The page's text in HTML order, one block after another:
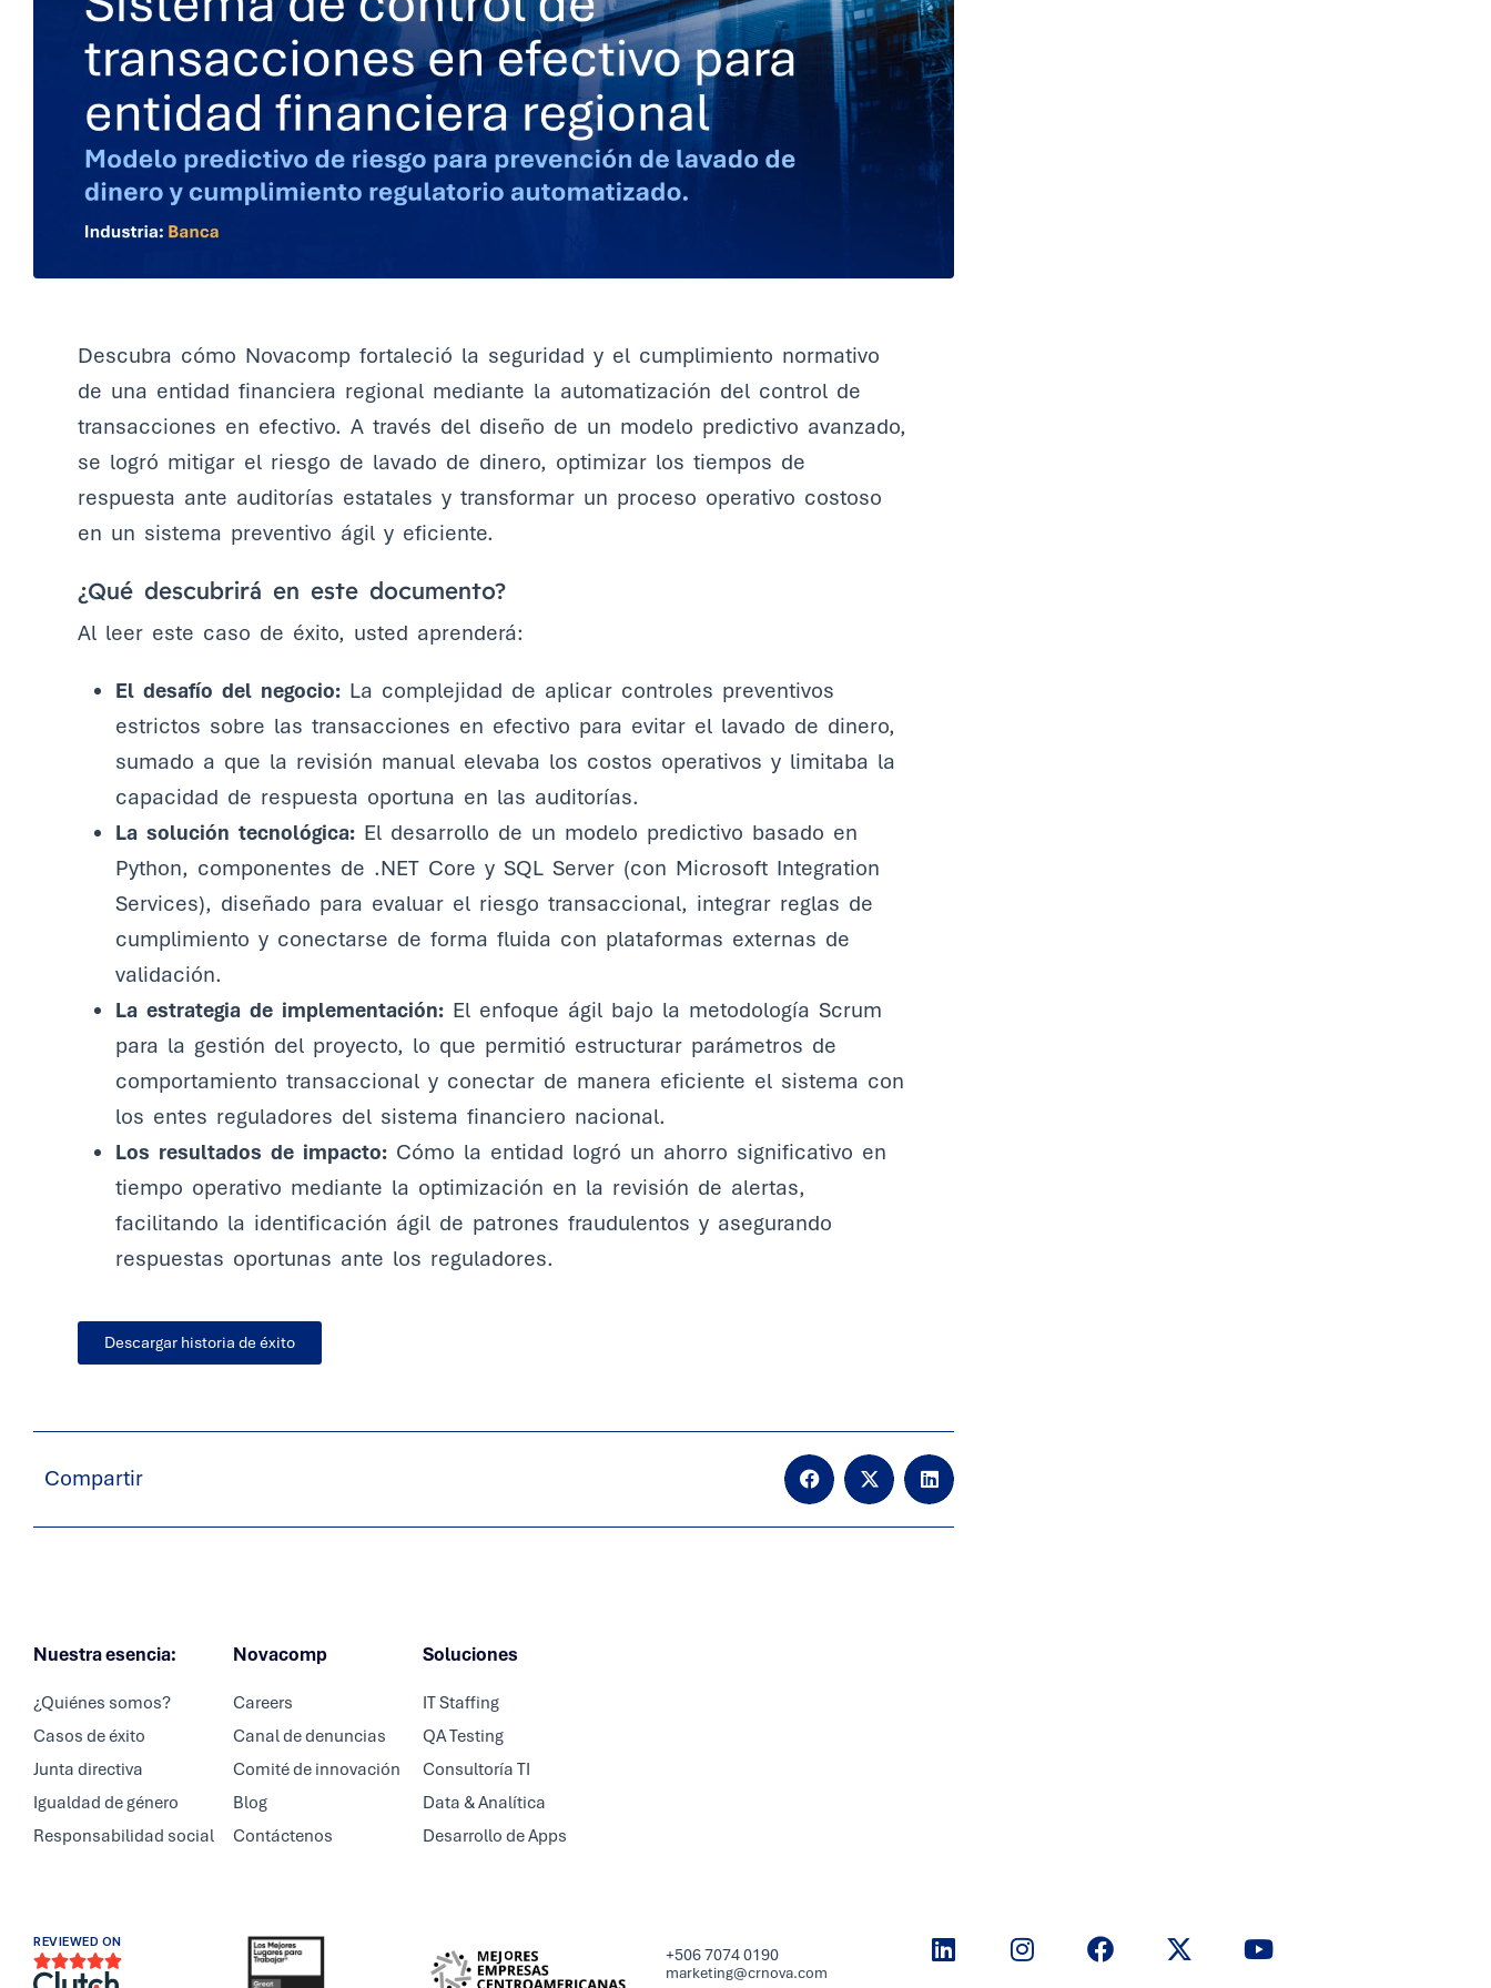
Descubra cómo Novacomp fortaleció la seguridad y el cumplimiento normativo
de una entidad financiera regional mediante la automatización del control de
transacciones en efectivo. A través del diseño de un modelo predictivo avanzado,
se logró mitigar el riesgo de lavado de dinero, optimizar los tiempos de
respuesta ante auditorías estatales y transformar un proceso operativo costoso
en un sistema preventivo ágil y eficiente.
¿Qué descubrirá en este documento?
Al leer este caso de éxito, usted aprenderá:
El desafío del negocio: La complejidad de aplicar controles preventivos
estrictos sobre las transacciones en efectivo para evitar el lavado de dinero,
sumado a que la revisión manual elevaba los costos operativos y limitaba la
capacidad de respuesta oportuna en las auditorías.
La solución tecnológica: El desarrollo de un modelo predictivo basado en
Python, componentes de .NET Core y SQL Server (con Microsoft Integration
Services), diseñado para evaluar el riesgo transaccional, integrar reglas de
cumplimiento y conectarse de forma fluida con plataformas externas de
validación.
La estrategia de implementación: El enfoque ágil bajo la metodología Scrum
para la gestión del proyecto, lo que permitió estructurar parámetros de
comportamiento transaccional y conectar de manera eficiente el sistema con
los entes reguladores del sistema financiero nacional.
Los resultados de impacto: Cómo la entidad logró un ahorro significativo en
tiempo operativo mediante la optimización en la revisión de alertas,
facilitando la identificación ágil de patrones fraudulentos y asegurando
respuestas oportunas ante los reguladores.
Descargar historia de éxito
Compartir
Nuestra esencia:
¿Quiénes somos?
Casos de éxito
Junta directiva
Igualdad de género
Responsabilidad social
Novacomp
Careers
Canal de denuncias
Comité de innovación
Blog
Contáctenos
Soluciones
IT Staffing
QA Testing
Consultoría TI
Data & Analítica
Desarrollo de Apps
REVIEWED ON
 +506 7074 0190
marketing@crnova.com